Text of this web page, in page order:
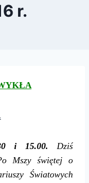
r.
i 15.00.Dziś
Mszy świętej o
Światowych